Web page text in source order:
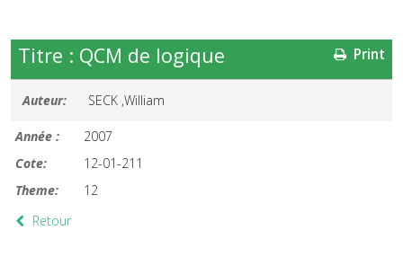
Print
Titre : QCM de logique
Auteur: SECK ,William
Année :
2007
Cote:
12-01-211
Theme:
12
Retour